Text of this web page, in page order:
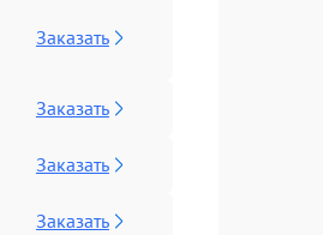
Заказать
Заказать
Заказать
Заказать